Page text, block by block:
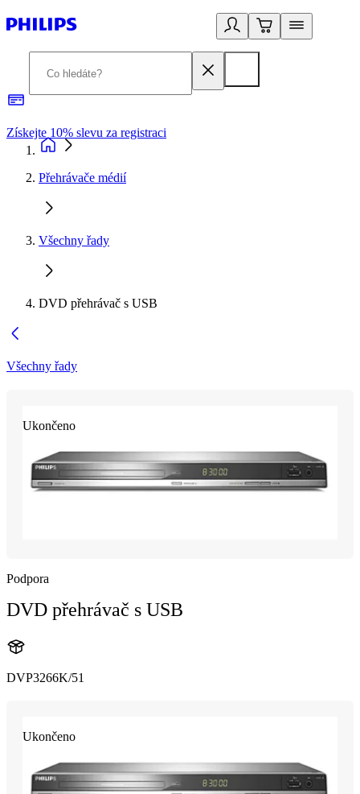
Získejte 10% slevu za registraci
Přehrávače médií
Všechny řady
DVD přehrávač s USB
Všechny řady
Ukončeno
Podpora
DVD přehrávač s USB
DVP3266K/51
Ukončeno